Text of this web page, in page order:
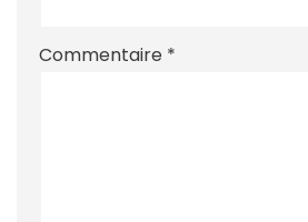
Commentaire *